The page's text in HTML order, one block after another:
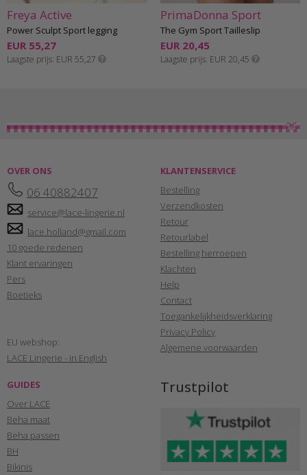
Freya Active
Power Sculpt Sport legging
EUR 55,27
Laagste prijs EUR 55,27
PrimaDonna Sport
The Gym Sport Tailleslip
EUR 20,45
Laagste prijs EUR 20,45
OVER ONS
06 40882407
service@lace-lingerie.nl
lace.holland@gmail.com
10 goede redenen
Klant ervaringen
Pers
Boetieks
EU webshop:
LACE Lingerie - in English
KLANTENSERVICE
Bestelling
Verzendkosten
Retour
Retourlabel
Bestelling herroepen
Klachten
Help
Contact
Toegankelijkheidsverklaring
Privacy Policy
Algemene voorwaarden
GUIDES
Over LACE
Beha maat
Beha passen
BH
Bikinis
Trustpilot